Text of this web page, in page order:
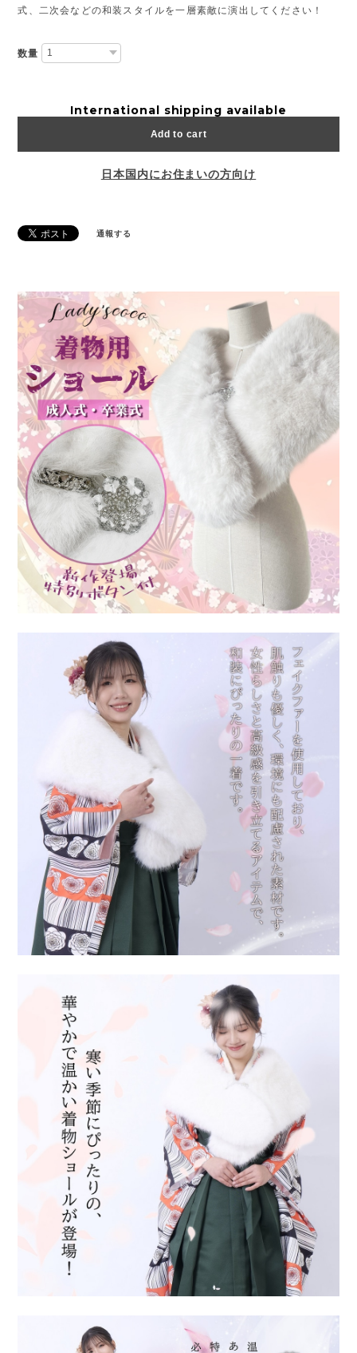
式、二次会などの和装スタイルを一層素敵に演出してください！
数量
International shipping available
Add to cart
日本国内にお住まいの方向け
通報する